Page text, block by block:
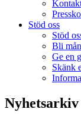
Stöd oss
Stöd
Bli
Ge en
Skänk
Nyhetsarkiv